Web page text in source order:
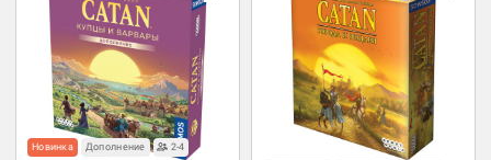
Новинка Дополнение
2-4